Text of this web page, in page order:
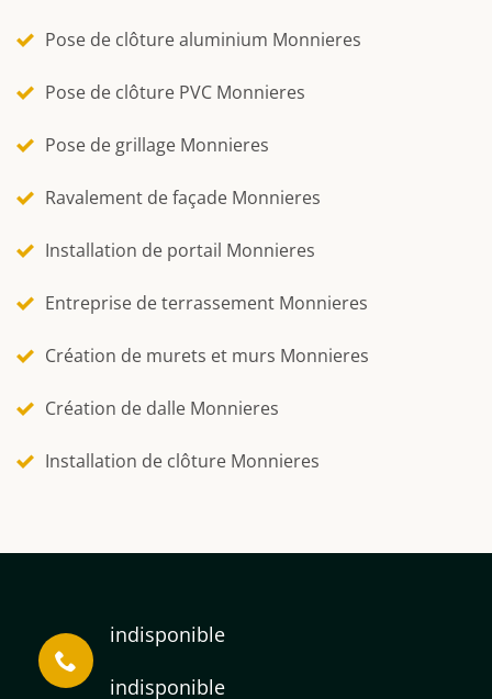
Pose de clôture aluminium Monnieres
Pose de clôture PVC Monnieres
Pose de grillage Monnieres
Ravalement de façade Monnieres
Installation de portail Monnieres
Entreprise de terrassement Monnieres
Création de murets et murs Monnieres
Création de dalle Monnieres
Installation de clôture Monnieres
indisponible
indisponible